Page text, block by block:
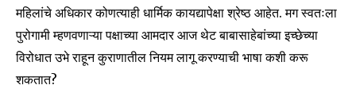
महिलांचे अधिकार कोणत्याही धार्मिक कायद्यापेक्षा श्रेष्ठ आहेत. मग स्वतःला
पुरोगामी म्हणवणाऱ्या पक्षाच्या आमदार आज थेट बाबासाहेबांच्या इच्छेच्या
विरोधात उभे राहून कुराणातील नियम लागू करण्याची भाषा कशी करू
शकतात?